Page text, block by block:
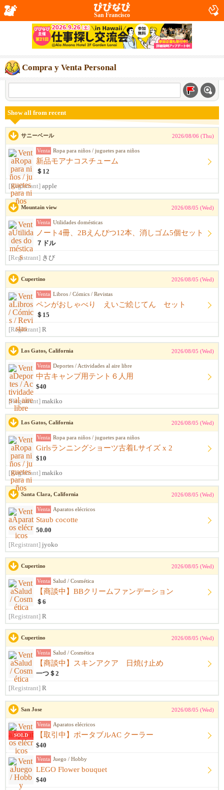
San Francisco
Compra y Venta Personal
Show all from recent
サニーベール 2026/08/06 (Thu)
Venta Ropa para niños / juguetes para niños
新品モアナコスチューム
＄12
[Registrant] apple
Mountain view 2026/08/05 (Wed)
Venta Utilidades domésticas
ノート4冊、2Bえんぴつ12本、消しゴム5個セット
７ドル
[Registrant] きび
Cupertino 2026/08/05 (Wed)
Venta Libros / Cómics / Revistas
ペンがおしゃべり えいご絵じてん セット
＄15
[Registrant] R
Los Gatos, California 2026/08/05 (Wed)
Venta Deportes / Actividades al aire libre
中古キャンプ用テント６人用
$40
[Registrant] makiko
Los Gatos, California 2026/08/05 (Wed)
Venta Ropa para niños / juguetes para niños
Girlsランニングショーツ古着Lサイズ x 2
$10
[Registrant] makiko
Santa Clara, California 2026/08/05 (Wed)
Venta Aparatos elécricos
Staub cocotte
50.00
[Registrant] jyoko
Cupertino 2026/08/05 (Wed)
Venta Salud / Cosmética
【商談中】BBクリームファンデーション
＄6
[Registrant] R
Cupertino 2026/08/05 (Wed)
Venta Salud / Cosmética
【商談中】スキンアクア 日焼け止め
一つ＄2
[Registrant] R
San Jose 2026/08/05 (Wed)
SOLD
Venta Aparatos elécricos
【取引中】ポータブルAC クーラー
$40
Venta Juego / Hobby
LEGO Flower bouquet
$40